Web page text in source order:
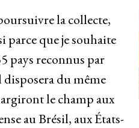
la collecte,
parce que je souhaite
pays reconnus par
du même
le champ aux
au Brésil, aux États-